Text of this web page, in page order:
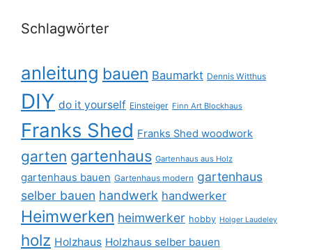
Schlagwörter
anleitung bauen Baumarkt Dennis Witthus
DIY do it yourself Einsteiger Finn Art Blockhaus
Franks Shed Franks Shed woodwork
garten gartenhaus Gartenhaus aus Holz
gartenhaus bauen Gartenhaus modern gartenhaus
selber bauen handwerk handwerker
Heimwerken heimwerker hobby Holger Laudeley
holz Holzhaus Holzhaus selber bauen